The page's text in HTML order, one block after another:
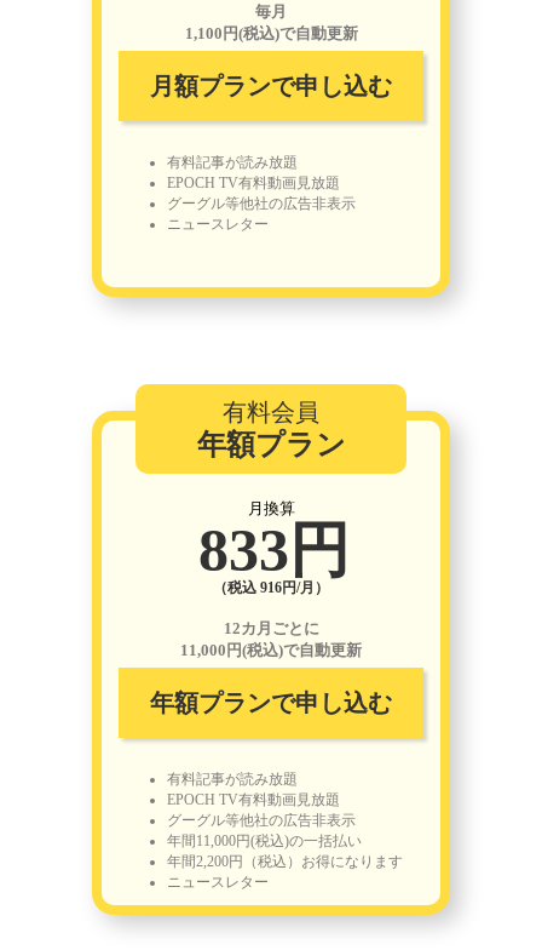
毎月
1,100円(税込)で自動更新
月額プランで申し込む
有料記事が読み放題
EPOCH TV有料動画見放題
グーグル等他社の広告非表示
ニュースレター
有料会員
年額プラン
月換算
833円
（税込 916円/月）
12カ月ごとに
11,000円(税込)で自動更新
年額プランで申し込む
有料記事が読み放題
EPOCH TV有料動画見放題
グーグル等他社の広告非表示
年間11,000円(税込)の一括払い
年間2,200円（税込）お得になります
ニュースレター